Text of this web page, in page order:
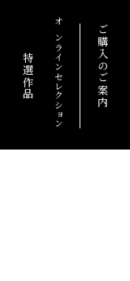
特選作品 オンラインセレクション ご購入のご案内